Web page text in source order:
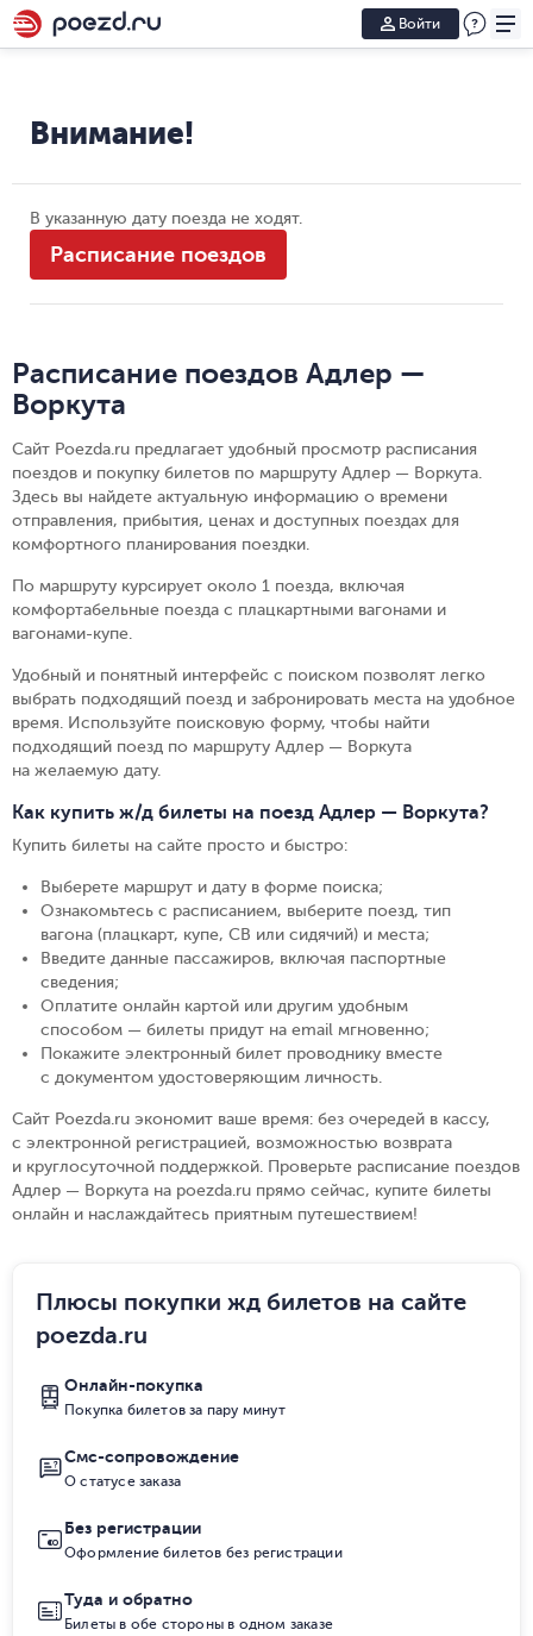
Войти
Внимание!
В указанную дату поезда не ходят.
Расписание поездов
Расписание поездов Адлер —
Воркута
Сайт Poezda.ru предлагает удобный просмотр расписания
поездов и покупку билетов по маршруту Адлер — Воркута.
Здесь вы найдете актуальную информацию о времени
отправления, прибытия, ценах и доступных поездах для
комфортного планирования поездки.
По маршруту курсирует около 1 поезда, включая
комфортабельные поезда с плацкартными вагонами и
вагонами-купе.
Удобный и понятный интерфейс с поиском позволят легко
выбрать подходящий поезд и забронировать места на удобное
время. Используйте поисковую форму, чтобы найти
подходящий поезд по маршруту Адлер — Воркута
на желаемую дату.
Как купить ж/д билеты на поезд Адлер — Воркута?
Купить билеты на сайте просто и быстро:
Выберете маршрут и дату в форме поиска;
Ознакомьтесь с расписанием, выберите поезд, тип
вагона (плацкарт, купе, СВ или сидячий) и места;
Введите данные пассажиров, включая паспортные
сведения;
Оплатите онлайн картой или другим удобным
способом — билеты придут на email мгновенно;
Покажите электронный билет проводнику вместе
с документом удостоверяющим личность.
Сайт Poezda.ru экономит ваше время: без очередей в кассу,
с электронной регистрацией, возможностью возврата
и круглосуточной поддержкой. Проверьте расписание поездов
Адлер — Воркута на poezda.ru прямо сейчас, купите билеты
онлайн и наслаждайтесь приятным путешествием!
Плюсы покупки жд билетов на сайте
poezda.ru
Онлайн-покупка
Покупка билетов за пару минут
Смс-сопровождение
О статусе заказа
Без регистрации
Оформление билетов без регистрации
Туда и обратно
Билеты в обе стороны в одном заказе